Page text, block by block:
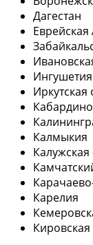
Дагестан
Ингушетия
Иркутская
Калмыкия
Калужская
Карелия
Кировская